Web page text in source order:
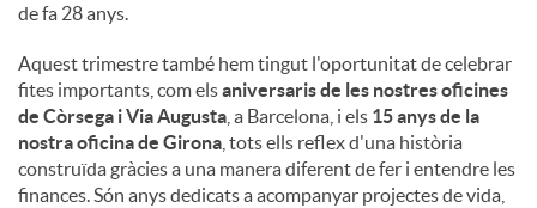
de fa 28 anys.
Aquest trimestre també hem tingut l'oportunitat de celebrar
fites importants, com elsaniversaris de les nostres oficines
de Còrsega i Via Augusta , a Barcelona, ​​i els 15 anys de la
nostra oficina de Girona , tots ells reflex d'una història
construïda gràcies a una manera diferent de fer i entendre les
finances. Són anys dedicats a acompanyar projectes de vida,